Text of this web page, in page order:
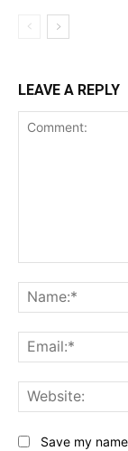
LEAVE A REPLY
Save my